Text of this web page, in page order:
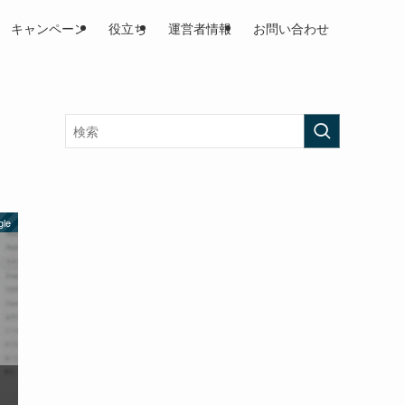
キャンペーン 役立ち 運営者情報 お問い合わせ